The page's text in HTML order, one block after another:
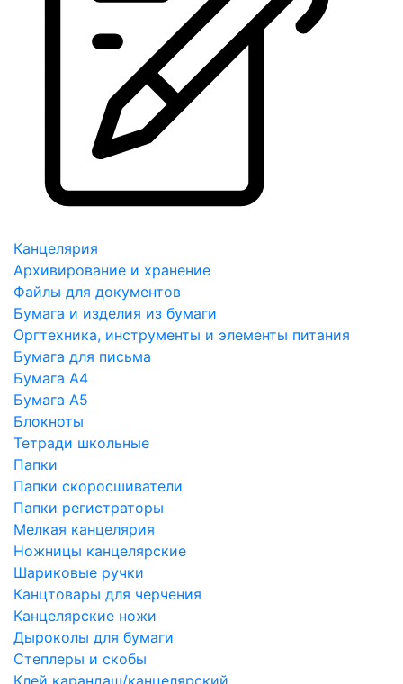
Канцелярия
Архивирование и хранение
Файлы для документов
Бумага и изделия из бумаги
Оргтехника, инструменты и элементы питания
Бумага для письма
Бумага А4
Бумага А5
Блокноты
Тетради школьные
Папки
Папки скоросшиватели
Папки регистраторы
Мелкая канцелярия
Ножницы канцелярские
Шариковые ручки
Канцтовары для черчения
Канцелярские ножи
Дыроколы для бумаги
Степлеры и скобы
Клей карандаш/канцелярский